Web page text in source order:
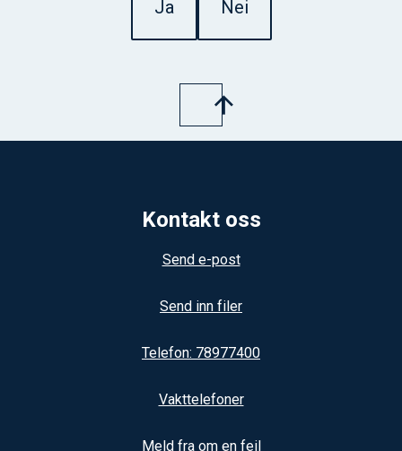
Ja Nei
Kontakt oss
Send e-post
Send inn filer
Telefon: 78977400
Vakttelefoner
Meld fra om en feil